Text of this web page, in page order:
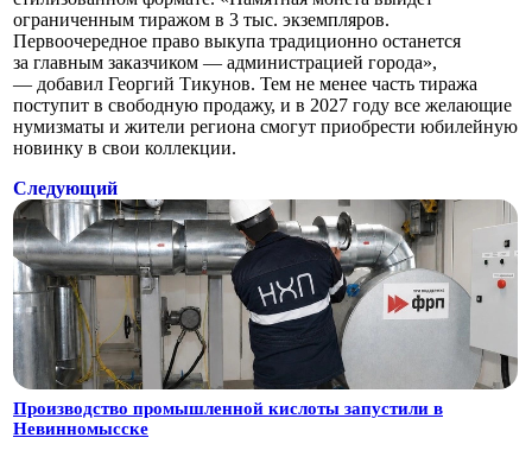
ограниченным тиражом в 3 тыс. экземпляров.
Первоочередное право выкупа традиционно останется
за главным заказчиком — администрацией города»,
— добавил Георгий Тикунов. Тем не менее часть тиража
поступит в свободную продажу, и в 2027 году все желающие
нумизматы и жители региона смогут приобрести юбилейную
новинку в свои коллекции.
Следующий
Производство промышленной кислоты запустили в
Невинномысске